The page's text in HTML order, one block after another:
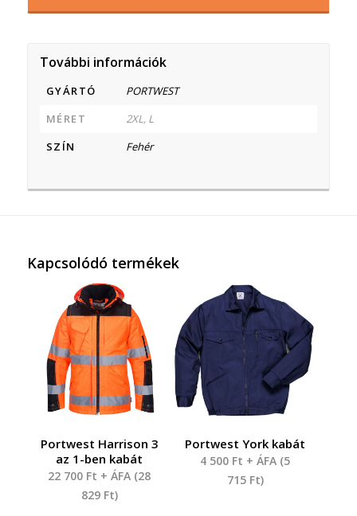
További információk
GYÁRTÓ
PORTWEST
MÉRET
2XL, L
SZÍN
Fehér
Kapcsolódó termékek
Portwest Harrison 3
az 1-ben kabát
22 700 Ft + ÁFA (28
829 Ft)
Portwest York kabát
4 500 Ft + ÁFA (5
715 Ft)